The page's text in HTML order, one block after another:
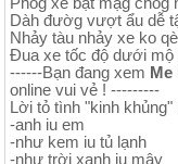
Dàh đườg vượt ẩu dễ
Nhảy tàu nhảy xe ko
Đua xe tốc độ dưới mộ
------Bạn đang xem Me
online vui vẻ ! ---------
⁯Lời tỏ tình "kinh
-anh iu em
-như kem iu tủ lạnh
-như trời xanh iu mây